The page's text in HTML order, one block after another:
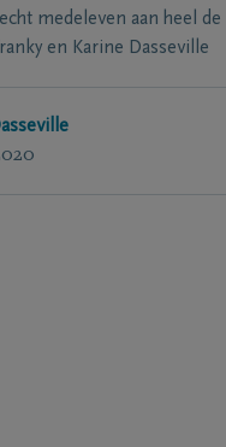
medeleven aan heel de
en Karine Dasseville